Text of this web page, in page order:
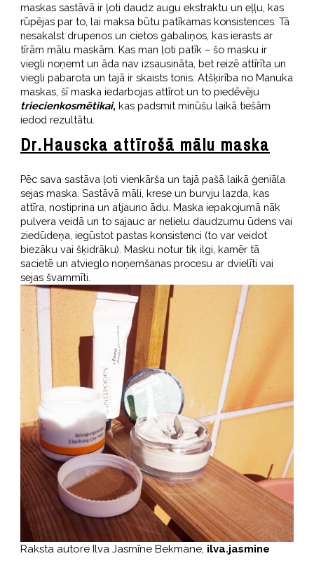
maskas sastāvā ir ļoti daudz augu ekstraktu un eļļu, kas
rūpējas par to, lai maksa būtu patīkamas konsistences. Tā
nesakalst drupenos un cietos gabaliņos, kas ierasts ar
tīrām mālu maskām. Kas man ļoti patīk – šo masku ir
viegli noņemt un āda nav izsausināta, bet reizē attīrīta un
viegli pabarota un tajā ir skaists tonis. Atšķirība no Manuka
maskas, šī maska iedarbojas attīrot un to piedēvēju
triecienkosmētikai, kas padsmit minūšu laikā tiešām
iedod rezultātu.
Dr.Hauscka attīrošā mālu maska
Pēc sava sastāva ļoti vienkārša un tajā pašā laikā ģeniāla
sejas maska. Sastāvā māli, krese un burvju lazda, kas
attīra, nostiprina un atjauno ādu. Maska iepakojumā nāk
pulvera veidā un to sajauc ar nelielu daudzumu ūdens vai
ziedūdeņa, iegūstot pastas konsistenci (to var veidot
biezāku vai šķidrāku). Masku notur tik ilgi, kamēr tā
sacietē un atvieglo noņemšanas procesu ar dvielīti vai
sejas švammīti.
Raksta autore Ilva Jasmīne Bekmane, ilva.jasmine